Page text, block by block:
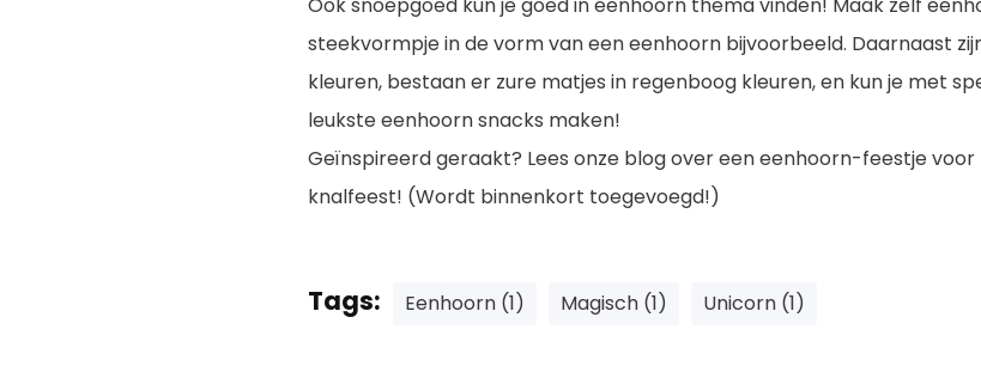
steekvormpje in de vorm van een eenhoorn bijvoorbeeld. Daarnaast
kleuren, bestaan er zure matjes in regenboog kleuren, en kun je met
leukste eenhoorn snacks maken!
Geïnspireerd geraakt? Lees onze blog over een eenhoorn-feestje
knalfeest! (Wordt binnenkort toegevoegd!)
Tags: Eenhoorn (1) Magisch (1) Unicorn (1)